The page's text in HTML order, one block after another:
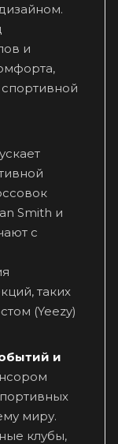
и
Smith и
с
таких
(Yeezy)
и
миру.
клубы,